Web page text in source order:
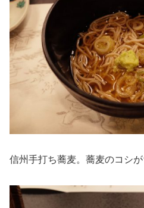
信州手打ち蕎麦。蕎麦のコシが